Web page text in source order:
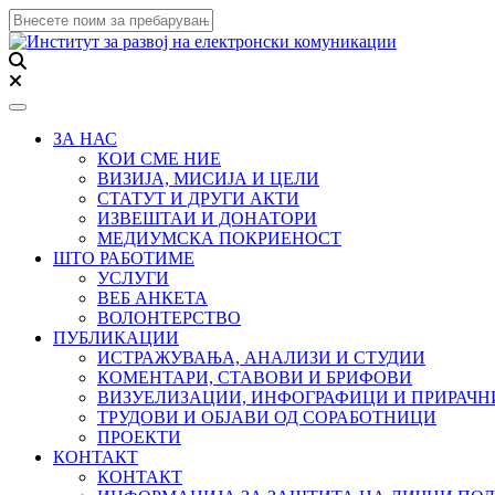
Toggle navigation
ЗА НАС
КОИ СМЕ НИЕ
ВИЗИЈА, МИСИЈА И ЦЕЛИ
СТАТУТ И ДРУГИ АКТИ
ИЗВЕШТАИ И ДОНАТОРИ
МЕДИУМСКА ПОКРИЕНОСТ
ШТО РАБОТИМЕ
УСЛУГИ
ВЕБ АНКЕТА
ВОЛОНТЕРСТВО
ПУБЛИКАЦИИ
ИСТРАЖУВАЊА, АНАЛИЗИ И СТУДИИ
КОМЕНТАРИ, СТАВОВИ И БРИФОВИ
ВИЗУЕЛИЗАЦИИ, ИНФОГРАФИЦИ И
ТРУДОВИ И ОБЈАВИ ОД СОРАБОТНИЦИ
ПРОЕКТИ
КОНТАКТ
КОНТАКТ